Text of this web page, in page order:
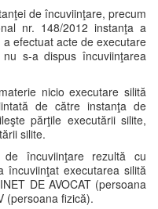
de încuviinţare, precum
nr. 148/2012 instanţa a
efectuat acte de executare
s-a dispus încuviinţarea
nicio executare silită
de către instanţa de
părţile executării silite,
silite.
încuviinţare rezultă cu
încuviinţat executarea silită
DE AVOCAT (persoana
(persoana fizică).